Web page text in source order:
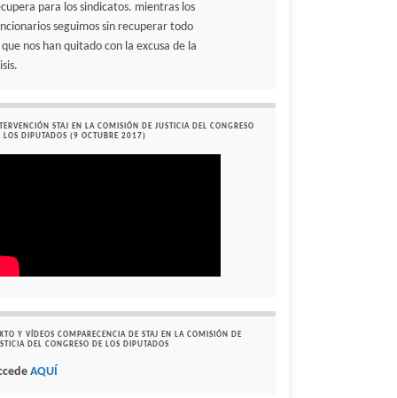
para los sindicatos. mientras los
seguimos sin recuperar todo
que nos han quitado con la excusa de la
STAJ EN LA COMISIÓN DE JUSTICIA DEL CONGRESO
LOS DIPUTADOS (9 OCTUBRE 2017)
Y VÍDEOS COMPARECENCIA DE STAJ EN LA COMISIÓN DE
DEL CONGRESO DE LOS DIPUTADOS
AQUÍ